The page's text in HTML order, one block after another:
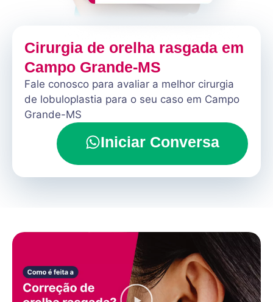
Cirurgia de orelha rasgada em
Campo Grande-MS
Fale conosco para avaliar a melhor cirurgia
de lobuloplastia para o seu caso em Campo
Grande-MS
Iniciar Conversa